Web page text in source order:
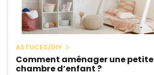
ASTUCES/DIY
Comment aménager une petite
chambre d’enfant ?